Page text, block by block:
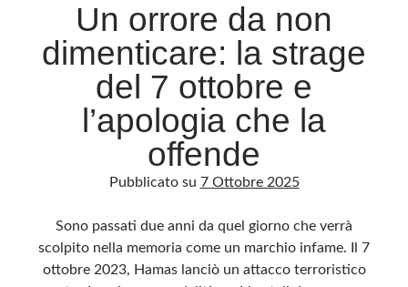
Un orrore da non
dimenticare: la strage
del 7 ottobre e
l’apologia che la
offende
Pubblicato su 7 Ottobre 2025
Sono passati due anni da quel giorno che verrà
scolpito nella memoria come un marchio infame. Il 7
ottobre 2023, Hamas lanciò un attacco terroristico